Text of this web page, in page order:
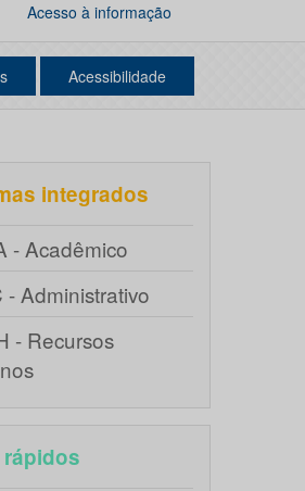
Acesso à informação
Acessibilidade
integrados
- Acadêmico
- Administrativo
- Recursos